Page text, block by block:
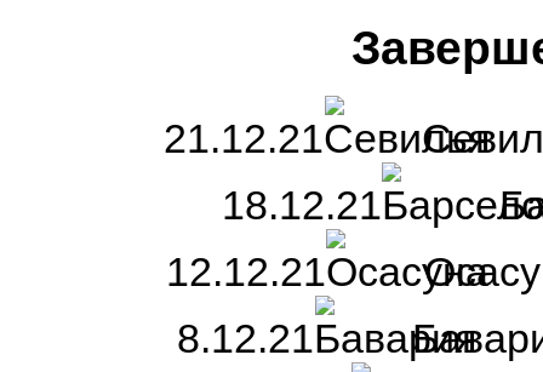
21.12.21
18.12.21
12.12.21
8.12.21